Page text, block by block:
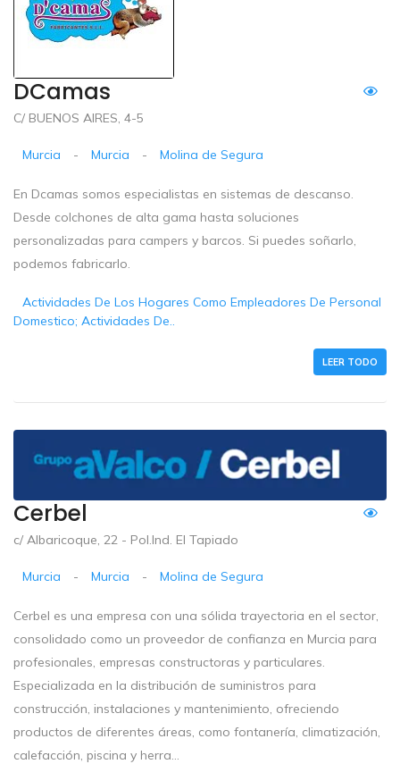
DCamas
C/ BUENOS AIRES, 4-5
Murcia - Murcia - Molina de Segura
En Dcamas somos especialistas en sistemas de descanso.
Desde colchones de alta gama hasta soluciones
personalizadas para campers y barcos. Si puedes soñarlo,
podemos fabricarlo.
Actividades De Los Hogares Como Empleadores De Personal
Domestico; Actividades De..
LEER TODO
Cerbel
c/ Albaricoque, 22 - Pol.Ind. El Tapiado
Murcia - Murcia - Molina de Segura
Cerbel es una empresa con una sólida trayectoria en el sector,
consolidado como un proveedor de confianza en Murcia para
profesionales, empresas constructoras y particulares.
Especializada en la distribución de suministros para
construcción, instalaciones y mantenimiento, ofreciendo
productos de diferentes áreas, como fontanería, climatización,
calefacción, piscina y herra...